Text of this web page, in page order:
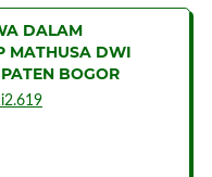
DALAM
MATHUSA DWI
BOGOR